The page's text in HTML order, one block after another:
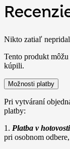
Nikto zatiaľ
Tento produkt
kúpili.
Možnosti platby
Pri vytváraní
platby:
1. Platba v
pri osobnom